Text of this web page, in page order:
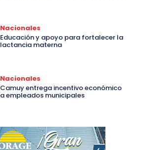
Nacionales
Educación y apoyo para fortalecer la
lactancia materna
Nacionales
Camuy entrega incentivo económico
a empleados municipales